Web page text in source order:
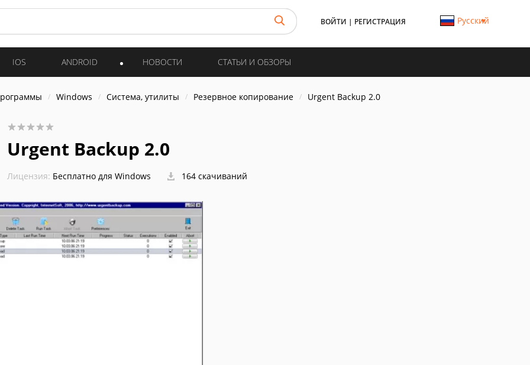
ВОЙТИ | РЕГИСТРАЦИЯ Русский
IOS ANDROID НОВОСТИ СТАТЬИ И ОБЗОРЫ
Windows Система, утилиты Резервное копирование Urgent Backup 2.0
Urgent Backup 2.0
Лицензия: Бесплатно для Windows 164 скачиваний